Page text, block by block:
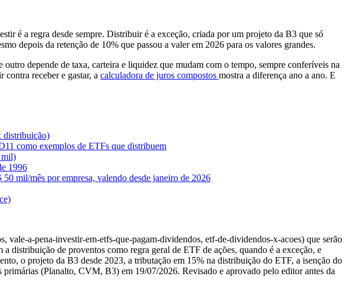
é a regra desde sempre. Distribuir é a exceção, criada por um projeto da B3 que só
depois da retenção de 10% que passou a valer em 2026 para os valores grandes.
depende de taxa, carteira e liquidez que mudam com o tempo, sempre conferíveis na
receber e gastar, a calculadora de juros compostos mostra a diferença ano a ano. E
distribuição)
como exemplos de ETFs que distribuem
mil)
1996
mil/mês por empresa, valendo desde janeiro de 2026
a-pena-investir-em-etfs-que-pagam-dividendos, etf-de-dividendos-x-acoes) que serão
distribuição de proventos como regra geral de ETF de ações, quando é a exceção, e
o projeto da B3 desde 2023, a tributação em 15% na distribuição do ETF, a isenção do
(Planalto, CVM, B3) em 19/07/2026. Revisado e aprovado pelo editor antes da